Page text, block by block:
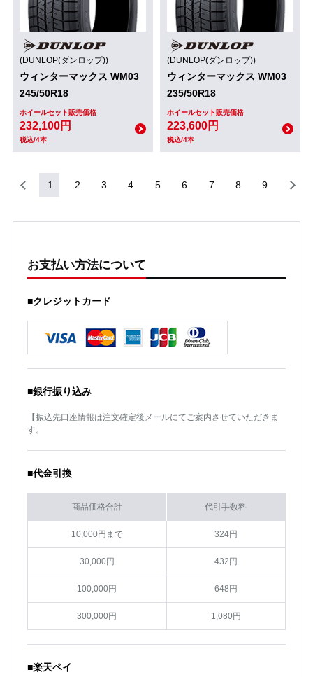
(DUNLOP(ダンロップ))
ウィンターマックス WM03
245/50R18
ホイールセット販売価格
232,100円
税込/4本
(DUNLOP(ダンロップ))
ウィンターマックス WM03
235/50R18
ホイールセット販売価格
223,600円
税込/4本
1 2 3 4 5 6 7 8 9
お支払い方法について
■クレジットカード
■銀行振り込み
【振込先口座情報は注文確定後メールにてご案内させていただきま
す。
■代金引換
商品価格合計 代引手数料
10,000円まで 324円
30,000円 432円
100,000円 648円
300,000円 1,080円
■楽天ペイ